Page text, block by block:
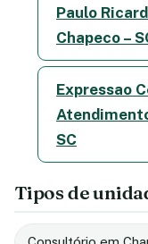
Paulo
Chapeco –
Expressao
SC
Tipos de